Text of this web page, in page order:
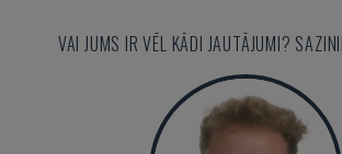
VAI JUMS IR VĒL KĀDI JAUTĀJUMI?